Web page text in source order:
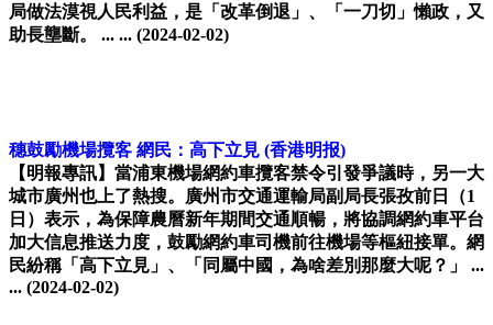
局做法漠視人民利益，是「改革倒退」、「一刀切」懶政，又
助長壟斷。 ... ... (2024-02-02)
穗鼓勵機場攬客 網民：高下立見 (香港明报)
【明報專訊】當浦東機場網約車攬客禁令引發爭議時，另一大
城市廣州也上了熱搜。廣州市交通運輸局副局長張孜前日（1
日）表示，為保障農曆新年期間交通順暢，將協調網約車平台
加大信息推送力度，鼓勵網約車司機前往機場等樞紐接單。網
民紛稱「高下立見」、「同屬中國，為啥差別那麼大呢？」 ...
... (2024-02-02)